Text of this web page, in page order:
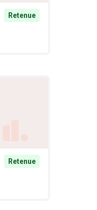
Retenue
Retenue